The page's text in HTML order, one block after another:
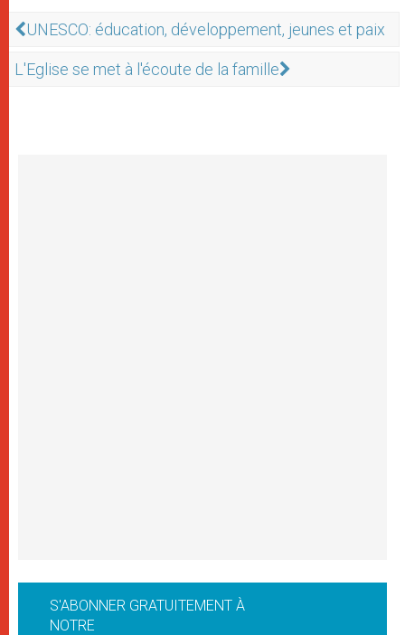
UNESCO: éducation, développement, jeunes et paix
L'Eglise se met à l'écoute de la famille
S'ABONNER GRATUITEMENT À
NOTRE